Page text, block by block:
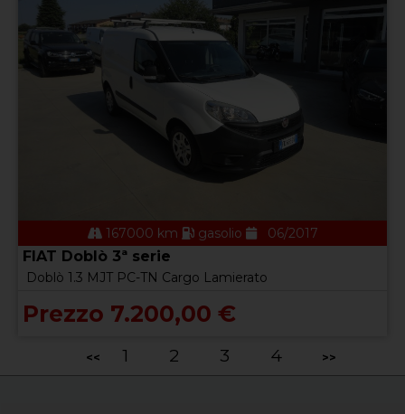
167000 km gasolio 06/2017
FIAT Doblò 3ª serie
Doblò 1.3 MJT PC-TN Cargo Lamierato
Prezzo 7.200,00 €
<< 1 2 3 4 >>